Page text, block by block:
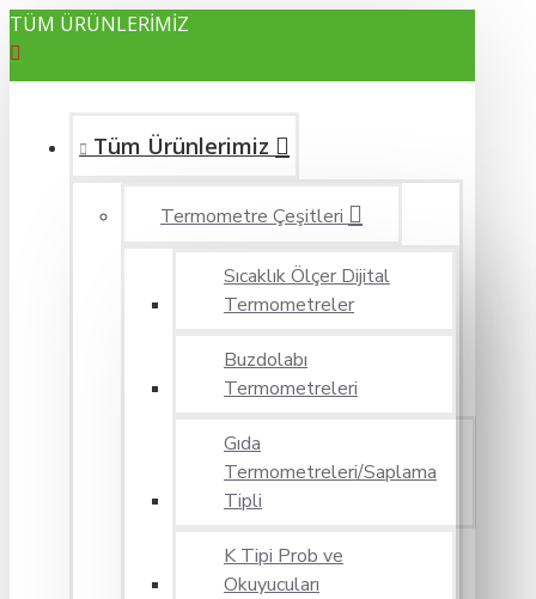
TÜM ÜRÜNLERİMİZ
Tüm Ürünlerimiz
Termometre Çeşitleri
Sıcaklık Ölçer Dijital
Termometreler
Buzdolabı
Termometreleri
Gıda
Termometreleri/Saplama
Tipli
K Tipi Prob ve
Okuyucuları